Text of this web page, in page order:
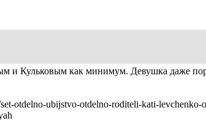
и Кульковым как минимум. Девушка даже
et-otdelno-ubijstvo-otdelno-roditeli-kati-levchenko-